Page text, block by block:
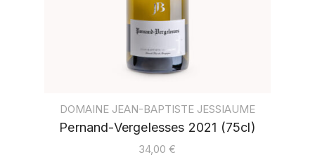
DOMAINE JEAN-BAPTISTE JESSIAUME
Pernand-Vergelesses 2021 (75cl)
34,00€